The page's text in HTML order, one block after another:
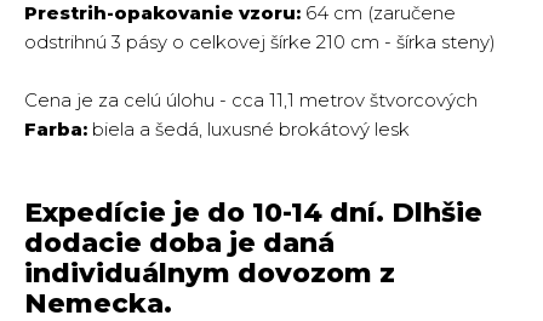
Prestrih-opakovanie vzoru: 64 cm (zaručene
odstrihnú 3 pásy o celkovej šírke 210 cm - šírka steny)
Cena je za celú úlohu - cca 11,1 metrov štvorcových
Farba: biela a šedá, luxusné brokátový lesk
Expedície je do 10-14 dní. Dlhšie
dodacie doba je daná
individuálnym dovozom z
Nemecka.